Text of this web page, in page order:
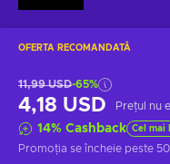
OFERTA RECOMANDATĂ
11,99 USD-65%
4,18 USD Prețul nu
14% Cashback Cel mai
Promoția se încheie peste